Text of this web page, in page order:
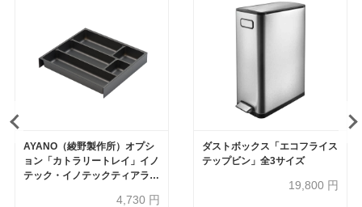
AYANO（綾野製作所）オプシ
ョン「カトラリートレイ」イノ
テック・イノテックティアラ引
4,730 円
ダストボックス「エコフライス
テップビン」全3サイズ
19,800 円